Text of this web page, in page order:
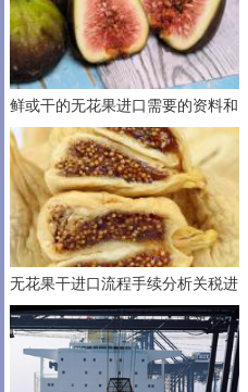
鲜或干的无花果进口需要的资料和
文件进口无花果流程
无花果干进口流程手续分析关税进
口之路